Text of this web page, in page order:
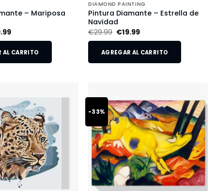
– Mariposa
AL CARRITO
DIAMOND PAINTING
Pintura Diamante – Estrella de
Navidad
€29.99 €19.99
AGREGAR AL CARRITO
-33%